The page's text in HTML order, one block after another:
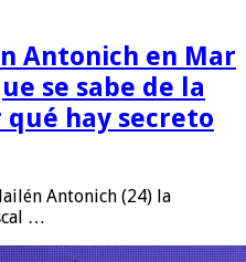
Antonich en Mar
se sabe de la
hay secreto
Antonich (24) la
…